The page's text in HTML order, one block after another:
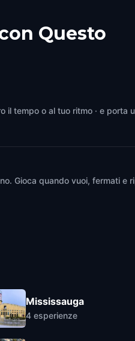
Questo
il tempo o al tuo ritmo · e
Gioca quando vuoi, fermati
Mississauga
4 esperienze